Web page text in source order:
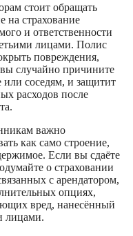
стоит обращать
на страхование
и ответственности
лицами. Полис
повреждения,
случайно причините
или соседям, и защитит
расходов после
важно
как само строение,
Если вы сдаёте
о страховании
с арендатором,
опциях,
вред, нанесённый
лицами.